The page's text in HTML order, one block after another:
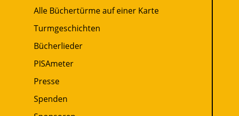
Alle Büchertürme auf einer Karte
Turmgeschichten
Bücherlieder
PISAmeter
Presse
Spenden